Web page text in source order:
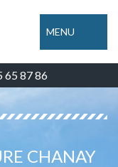
MENU
65 87 86
CHANAY